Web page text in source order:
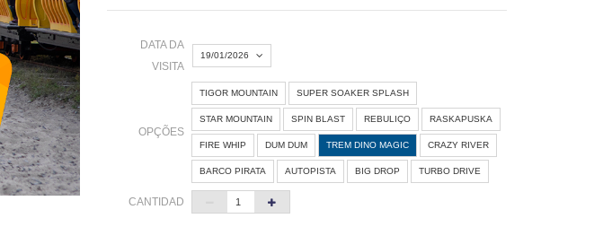
DATA DA
VISITA
19/01/2026
« Agosto 2026 »
D S Q Q S S
1
OPÇÕES
TIGOR MOUNTAIN SUPER SOAKER SPLASH
STAR MOUNTAIN SPIN BLAST REBULIÇO RASKAPUSKA
FIRE WHIP DUM DUM TREM DINO MAGIC CRAZY RIVER
BARCO PIRATA AUTOPISTA BIG DROP TURBO DRIVE
CANTIDAD